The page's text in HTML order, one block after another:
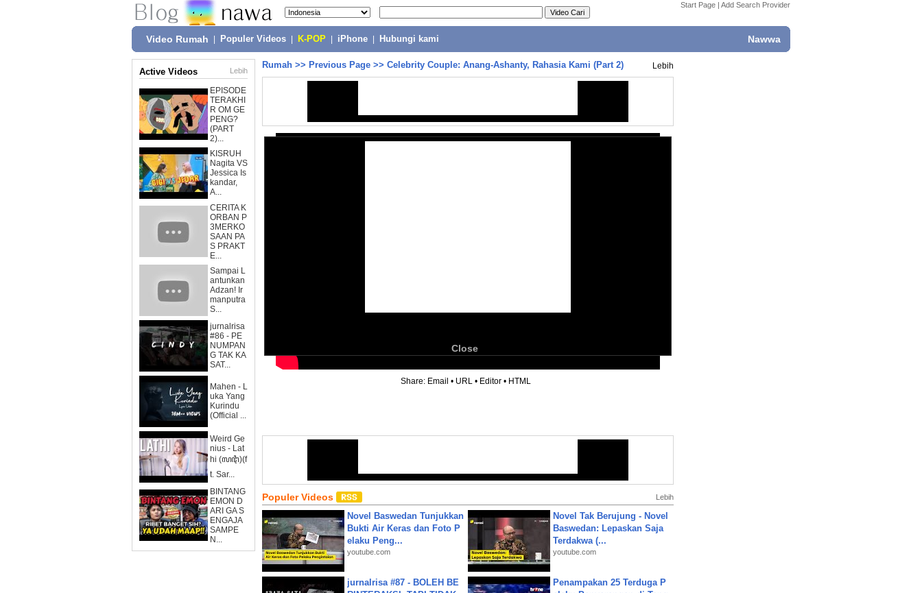
Start Page | Add Search Provider
Video Rumah Populer Videos K-POP iPhone Hubungi kami Nawwa
Active Videos Lebih
EPISODE
TERAKHI
R OM GE
PENG?
(PART
2)...
KISRUH
Nagita VS
Jessica Is
kandar,
A...
CERITA K
ORBAN P
3MERKO
SAAN PA
S PRAKT
E...
Sampai L
antunkan
Adzan! Ir
manputra
S...
jurnalrisa
#86 - PE
NUMPAN
G TAK KA
SAT...
Mahen - L
uka Yang
Kurindu
(Official ...
Weird Ge
nius - Lat
hi (ꦭꦛꦶ)(f
t. Sar...
BINTANG
EMON D
ARI GA S
ENGAJA
SAMPE
N...
Rumah >> Previous Page >> Celebrity Couple: Anang-Ashanty, Rahasia Kami (Part 2) Lebih
Close
Share: Email • URL • Editor • HTML
Populer Videos Lebih
Novel Baswedan Tunjukkan
Bukti Air Keras dan Foto P
elaku Peng...
youtube.com
Novel Tak Berujung - Novel
Baswedan: Lepaskan Saja
Terdakwa (...
youtube.com
jurnalrisa #87 - BOLEH BE
Penampakan 25 Terduga P